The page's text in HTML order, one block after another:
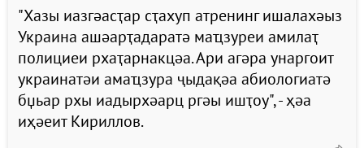
"Хазы иазгәасҭар сҭахуп атренинг ишалахәыз
Украина ашәарҭадаратә маҵзуреи амилаҭ
полициеи рхаҭарнакцәа. Ари агәра унаргоит
украинатәи амаҵзура ҷыдақәа абиологиатә
бџьар рхы иадырхәарц ргәы ишҭоу", - ҳәа
иҳәеит Кириллов.